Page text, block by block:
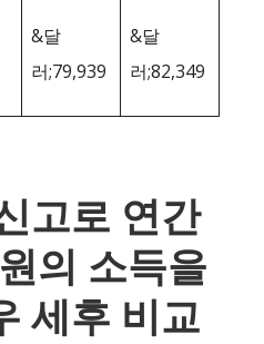
&달
러;79,939
&달
러;82,349
고로 연간
의 소득을
세후 비교